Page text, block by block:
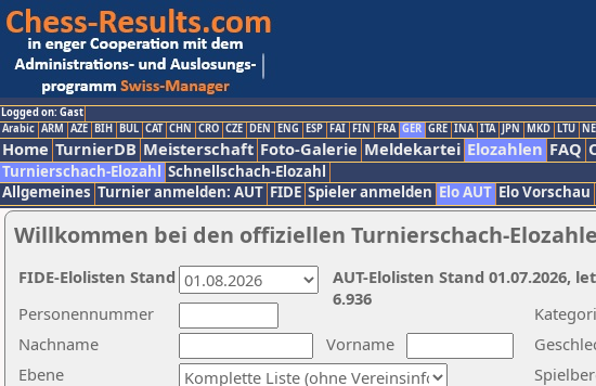
Logged on: Gast
Arabic ARM AZE BIH BUL CAT CHN CRO CZE DEN ENG ESP FAI FIN FRA GER GRE INA ITA JPN MKD LTU
Home TurnierDB Meisterschaft Foto-Galerie Meldekartei Elozahlen FAQ
Turnierschach-Elozahl Schnellschach-Elozahl
Allgemeines Turnier anmelden: AUT FIDE Spieler anmelden Elo AUT Elo Vorschau
Willkommen bei den offiziellen Turnierschach-
Nachname
Vorname
Ebene
Personennummer
AUT-Elolisten Stand 01.07.2026,
6.936
FIDE-Elolisten Stand